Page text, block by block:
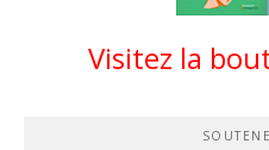
Visitez la